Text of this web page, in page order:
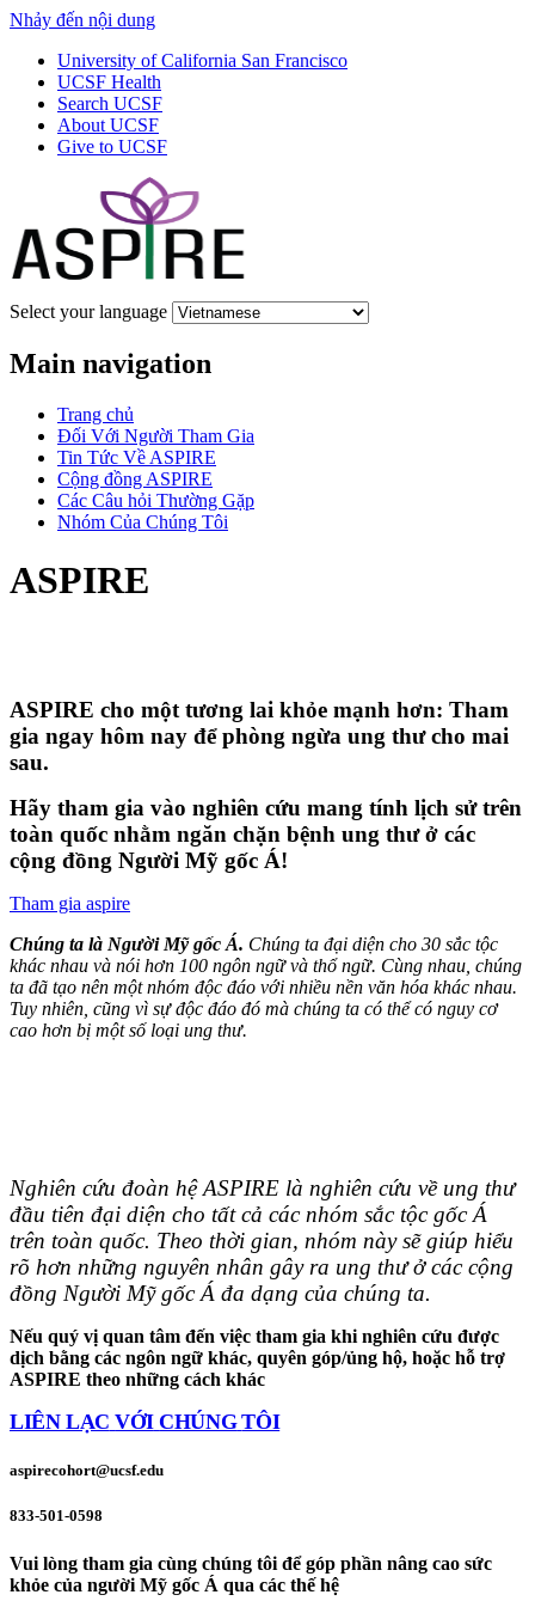
Nhảy đến nội dung
University of California San Francisco
UCSF Health
Search UCSF
About UCSF
Give to UCSF
Select your language
Main navigation
Trang chủ
Đối Với Người Tham Gia
Tin Tức Về ASPIRE
Cộng đồng ASPIRE
Các Câu hỏi Thường Gặp
Nhóm Của Chúng Tôi
ASPIRE
ASPIRE cho một tương lai khỏe mạnh hơn: Tham
gia ngay hôm nay để phòng ngừa ung thư cho mai
sau.
Hãy tham gia vào nghiên cứu mang tính lịch sử trên
toàn quốc nhằm ngăn chặn bệnh ung thư ở các
cộng đồng Người Mỹ gốc Á!
Tham gia aspire
Chúng ta là Người Mỹ gốc Á. Chúng ta đại diện cho 30 sắc tộc
khác nhau và nói hơn 100 ngôn ngữ và thổ ngữ. Cùng nhau, chúng
ta đã tạo nên một nhóm độc đáo với nhiều nền văn hóa khác nhau.
Tuy nhiên, cũng vì sự độc đáo đó mà chúng ta có thể có nguy cơ
cao hơn bị một số loại ung thư.
Nghiên cứu đoàn hệ ASPIRE là nghiên cứu về ung thư
đầu tiên đại diện cho tất cả các nhóm sắc tộc gốc Á
trên toàn quốc. Theo thời gian, nhóm này sẽ giúp hiểu
rõ hơn những nguyên nhân gây ra ung thư ở các cộng
đồng Người Mỹ gốc Á đa dạng của chúng ta.
Nếu quý vị quan tâm đến việc tham gia khi nghiên cứu được
dịch bằng các ngôn ngữ khác, quyên góp/ủng hộ, hoặc hỗ trợ
ASPIRE theo những cách khác
LIÊN LẠC VỚI CHÚNG TÔI
aspirecohort@ucsf.edu
833-501-0598
Vui lòng tham gia cùng chúng tôi để góp phần nâng cao sức
khỏe của người Mỹ gốc Á qua các thế hệ